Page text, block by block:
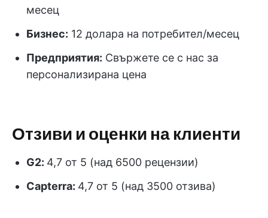
месец
Бизнес: 12 долара на потребител/месец
Предприятия: Свържете се с нас за
персонализирана цена
Отзиви и оценки на клиенти
G2: 4,7 от 5 (над 6500 рецензии)
Capterra: 4,7 от 5 (над 3500 отзива)